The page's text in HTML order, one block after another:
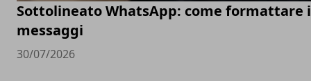
Sottolineato WhatsApp: come formattare i
messaggi
30/07/2026